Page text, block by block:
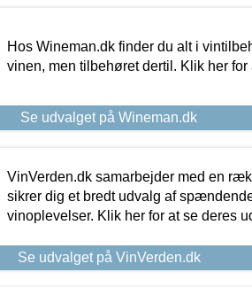
Hos Wineman.dk finder du alt i
vinen, men tilbehøret dertil. Klik her for
Se udvalget på Wineman.dk
VinVerden.dk samarbejder med en
sikrer dig et bredt udvalg af
vinoplevelser. Klik her for at se deres
Se udvalget på VinVerden.dk